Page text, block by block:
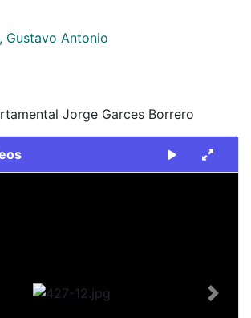
Gustavo Antonio
Jorge Garces Borrero
Next